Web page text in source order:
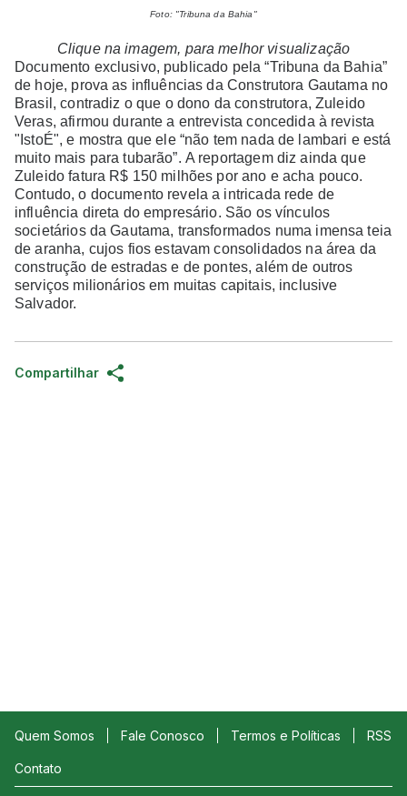
Foto: "Tribuna da Bahia"
Clique na imagem, para melhor visualização
Documento exclusivo, publicado pela “Tribuna da Bahia”
de hoje, prova as influências da Construtora Gautama no
Brasil, contradiz o que o dono da construtora, Zuleido
Veras, afirmou durante a entrevista concedida à revista
"IstoÉ", e mostra que ele “não tem nada de lambari e está
muito mais para tubarão”. A reportagem diz ainda que
Zuleido fatura R$ 150 milhões por ano e acha pouco.
Contudo, o documento revela a intricada rede de
influência direta do empresário. São os vínculos
societários da Gautama, transformados numa imensa teia
de aranha, cujos fios estavam consolidados na área da
construção de estradas e de pontes, além de outros
serviços milionários em muitas capitais, inclusive
Salvador.
Compartilhar
Quem Somos Fale Conosco Termos e Políticas RSS
Contato